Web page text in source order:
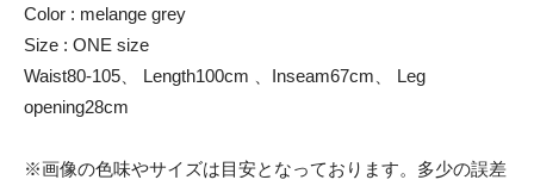
Color : melange grey
Size : ONE size
Waist80-105、 Length100cm 、Inseam67cm、 Leg
opening28cm
※画像の色味やサイズは目安となっております。多少の誤差